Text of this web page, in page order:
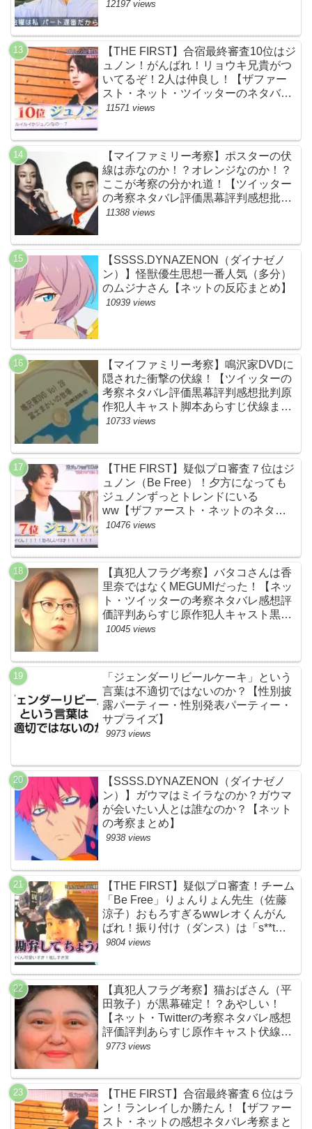
価評判あらすじ原作犯人キャスト黒幕
12197 views
【THE FIRST】合宿最終審査10位はジ
ュノン！がんばれ！リョウキ兄貴がつ
いてるぞ！2人は仲良し！【ザファー
スト・ネット・ツイッターのネタバレ
考察まとめ感想評価評判・スッキリ・
11571 views
【マイファミリー考察】ポスターの伏
線は赤なのか！？オレンジなのか！？
ここが考察の分かれ道！【ツイッター
の考察ネタバレ評価黒幕評判感想批判
原作犯人キャスト脚本あらすじ伏線ま
11388 views
【SSSS.DYNAZENON（ダイナゼノ
ン）】怪獣優生思想一番人気（多分）
のムジナさん【ネットの反応まとめ】
10939 views
【マイファミリー考察】鳴沢家DVDに
隠された衝撃の伏線！【ツイッターの
考察ネタバレ評価黒幕評判感想批判原
作犯人キャスト脚本あらすじ伏線まと
め】
10733 views
【THE FIRST】疑似プロ審査７位はジ
ュノン（Be Free）！夕方になっても
ジュノンずっとトレンドにいる
ww【ザファースト・ネットのネタバ
レ感想考察まとめ・スッキリ・
10476 views
【真犯人フラグ考察】バタコさんは香
里奈ではなくMEGUMIだった！【ネッ
ト・ツイッターの考察ネタバレ感想評
価評判あらすじ原作犯人キャスト黒幕
伏線まとめ】
10045 views
「ジェンダーリビールケーキ」という
言葉は不適切ではないのか？【性別披
露パーティー・性別発表パーティー・
サプライズ】
9973 views
【SSSS.DYNAZENON（ダイナゼノ
ン）】ガウマはミイラなのか？ガウマ
が会いたい人とは誰なのか？【ネット
の考察まとめ】
9938 views
【THE FIRST】疑似プロ審査！チーム
「Be Free」りょんりょん先生（佐藤
涼子）おもろすぎるwwレオくんがん
ばれ！振り付け（ダンス）は「s**t
kingz」のOguri・Kazuki！豪華！【ネ
BE:FIRST・ビーファースト】
9804 views
【真犯人フラグ考察】猫おばさん（平
田敦子）が黒幕確定！？あやしい！
【ネット・Twitterの考察ネタバレ感想
評価評判あらすじ原作キャスト伏線ま
とめ】
9773 views
【THE FIRST】合宿最終審査６位はラ
ン！ランレイしか勝たん！【ザファー
スト・ネットの感想ネタバレ考察まと